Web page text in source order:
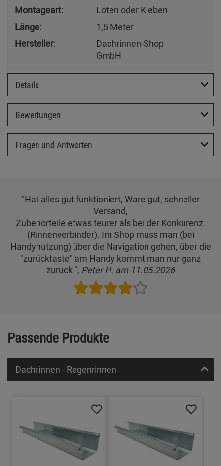
Montageart:
Löten oder Kleben
Länge:
1,5 Meter
Hersteller:
Dachrinnen-Shop
GmbH
Details
Bewertungen
Fragen und Antworten
"Hat alles gut funktioniert, Ware gut, schneller
Versand,
Zubehörteile etwas teurer als bei der Konkurenz.
(Rinnenverbinder). Im Shop muss man (bei
Handynutzung) über die Navigation gehen, über die
"zurücktaste" am Handy kommt man nur ganz
zurück.", Peter H. am 11.05.2026
Passende Produkte
Dachrinnen - Regenrinnen